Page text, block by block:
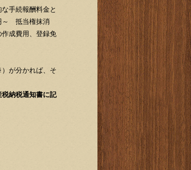
手続報酬料金と
～ 抵当権抹消
成費用、登録免
が分かれば、そ
納税通知書に記